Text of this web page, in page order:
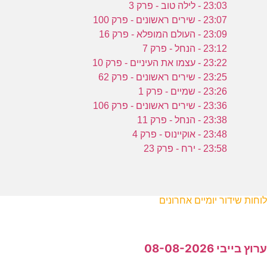
23:03 - לילה טוב - פרק 3
23:07 - שירים ראשונים - פרק 100
23:09 - העולם המופלא - פרק 16
23:12 - הנחל - פרק 7
23:22 - עצמו את העיניים - פרק 10
23:25 - שירים ראשונים - פרק 62
23:26 - שמיים - פרק 1
23:36 - שירים ראשונים - פרק 106
23:38 - הנחל - פרק 11
23:48 - אוקיינוס - פרק 4
23:58 - ירח - פרק 23
לוחות שידור יומיים אחרונים
ערוץ בייבי 08-08-2026